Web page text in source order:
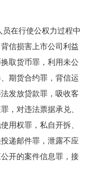
在行使公权力过程中
信损害上市公司利益
取货币罪，利用未公
期货合约罪，背信运
发放贷款罪，吸收客
，对违法票据承兑、
用权罪，私自开拆、
递邮件罪，泄露不应
开的案件信息罪，接